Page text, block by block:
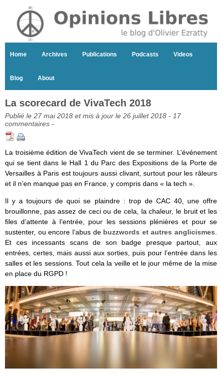
Home Archives Publications Podcasts Videos
Blog About
La scorecard de VivaTech 2018
Publié le 27 mai 2018 et mis à jour le 26 juillet 2018 - 17
commentaires -
La troisième édition de VivaTech vient de se terminer. L’événement
qui se tient dans le Hall 1 du Parc des Expositions de la Porte de
Versailles à Paris est toujours aussi clivant, surtout pour les râleurs
et il n’en manque pas en France, y compris dans « la tech ».
Il y a toujours de quoi se plaindre : trop de CAC 40, une offre
brouillonne, pas assez de ceci ou de cela, la chaleur, le bruit et les
files d’attente à l’entrée, pour les sessions plénières et pour se
sustenter, ou encore l’abus de buzzwords et autres anglicismes
Et ces incessants scans de son badge presque partout, aux
entrées, certes, mais aussi aux sorties, puis pour l’entrée dans les
salles et les sessions. Tout cela la veille et le jour même de la mise
en place du RGPD !